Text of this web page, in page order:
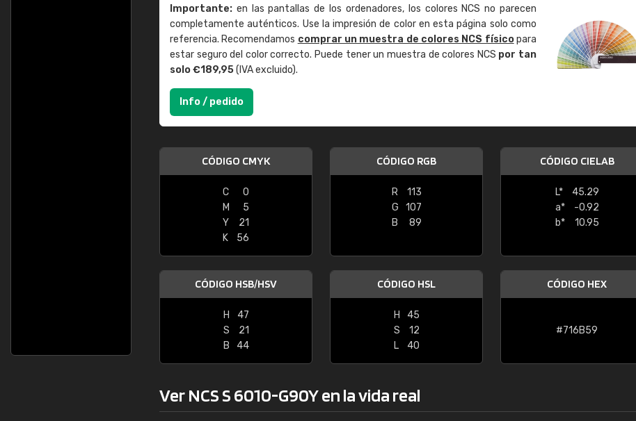
Importante: en las pantallas de los ordenadores, los colores NCS no parecen
completamente auténticos. Use la impresión de color en esta página solo como
referencia. Recomendamos comprar un muestra de colores NCS físicopara
estar seguro del color correcto. Puede tener un muestra de colores NCS por tan
solo €189,95(IVA excluido).
Info / pedido
CÓDIGO CMYK
C
0
M
5
Y
21
K
56
CÓDIGO RGB
R
113
G
107
B
89
CÓDIGO CIELAB
L*
45.29
a*
-0.92
b*
10.95
CÓDIGO HSB/HSV
H
47
S
21
B
44
CÓDIGO HSL
H
45
S
12
L
40
CÓDIGO HEX
#716B59
Ver NCS S 6010-G90Y en la vida real
"Buen servicio. No obstante No es fácil
encontrar/comprar lo que se busca"